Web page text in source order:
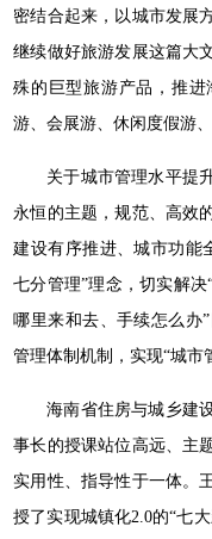
密结合起来，以城市发展
继续做好旅游发展这篇大
殊的巨型旅游产品，推
游、会展游、休闲度假游
关于城市管理水平提
永恒的主题，规范、高效
建设有序推进、城市功能
七分管理”理念，切实解
哪里来和去、手续怎么办
管理体制机制，实现“城市
海南省住房与城乡建
事长的授课站位高远、主
实用性、指导性于一体。
授了实现城镇化2.0的“七